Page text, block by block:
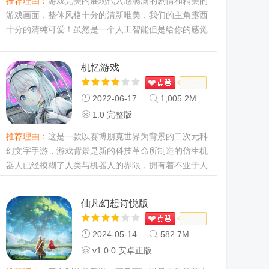
游戏画面，整体风格十分的清新唯美，我们的主角露西
十分的清纯可爱！虽然是一个人工智能但是给你的感觉
机忆游戏
2022-06-17
1,005.2M
1.0 完整版
推荐理由： 这是一款以赛博朋克世界为背景的二次元科
幻文字手游，游戏背景是新的科技革命所制造的仿生机
器人已经模糊了人类与机器人的界限，拥有着不亚于人
仙凡幻想诗悦版
2024-05-14
582.7M
v1.0.0 安卓正版